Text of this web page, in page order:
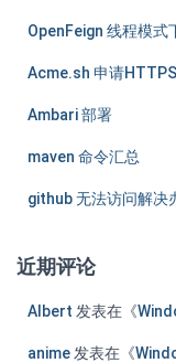
OpenFeign 线程模
Acme.sh 申请
Ambari 部署
maven 命令汇总
github 无法访问解决
近期评论
Albert 发表在《
anime 发表在《